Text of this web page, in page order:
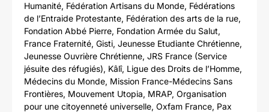
Humanité, Fédération Artisans du Monde, Fédérations
de l’Entraide Protestante, Fédération des arts de la rue,
Fondation Abbé Pierre, Fondation Armée du Salut,
France Fraternité, Gisti, Jeunesse Etudiante Chrétienne,
Jeunesse Ouvrière Chrétienne, JRS France (Service
jésuite des réfugiés), Kâlî, Ligue des Droits de l’Homme,
Médecins du Monde, Mission France-Médecins Sans
Frontières, Mouvement Utopia, MRAP, Organisation
pour une citoyenneté universelle, Oxfam France, Pax